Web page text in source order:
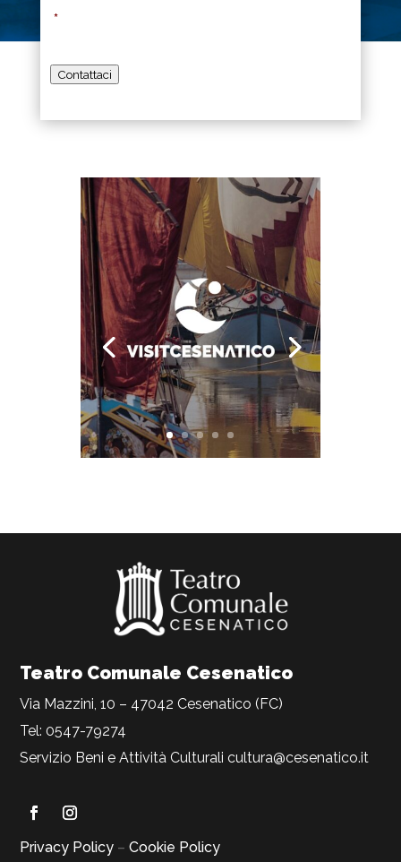
*
Contattaci
Teatro Comunale Cesenatico
Via Mazzini, 10 – 47042 Cesenatico (FC)
Tel: 0547-79274
Servizio Beni e Attività Culturalicultura@cesenatico.it
Privacy Policy –Cookie Policy